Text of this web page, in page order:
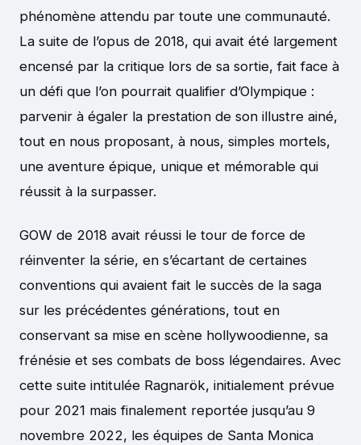
phénomène attendu par toute une communauté.
La suite de l’opus de 2018, qui avait été largement
encensé par la critique lors de sa sortie, fait face à
un défi que l’on pourrait qualifier d’Olympique :
parvenir à égaler la prestation de son illustre ainé,
tout en nous proposant, à nous, simples mortels,
une aventure épique, unique et mémorable qui
réussit à la surpasser.
GOW de 2018 avait réussi le tour de force de
réinventer la série, en s’écartant de certaines
conventions qui avaient fait le succès de la saga
sur les précédentes générations, tout en
conservant sa mise en scène hollywoodienne, sa
frénésie et ses combats de boss légendaires. Avec
cette suite intitulée Ragnarök, initialement prévue
pour 2021 mais finalement reportée jusqu’au 9
novembre 2022, les équipes de Santa Monica